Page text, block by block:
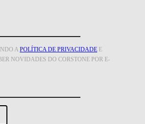
A POLÍTICA DE PRIVACIDADE E
NOVIDADES DO CORSTONE POR E-